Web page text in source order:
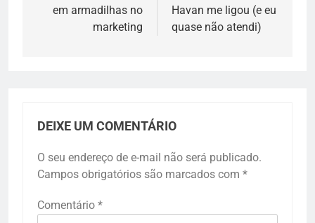
em armadilhas no
marketing
Havan me ligou (e eu
quase não atendi)
DEIXE UM COMENTÁRIO
O seu endereço de e-mail não será publicado.
Campos obrigatórios são marcados com *
Comentário *